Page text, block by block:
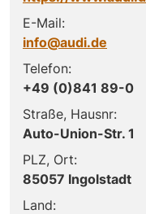
E-Mail:
info@audi.de
Telefon:
+49 (0)841 89-0
Straße, Hausnr:
Auto-Union-Str. 1
PLZ, Ort:
85057 Ingolstadt
Land: